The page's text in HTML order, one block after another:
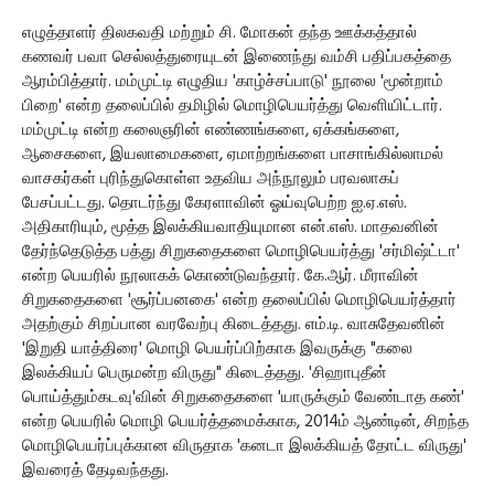
எழுத்தாளர் திலகவதி மற்றும் சி. மோகன் தந்த ஊக்கத்தால்
கணவர் பவா செல்லத்துரையுடன் இணைந்து வம்சி பதிப்பகத்தை
ஆரம்பித்தார். மம்முட்டி எழுதிய 'காழ்ச்சப்பாடு' நூலை 'மூன்றாம்
பிறை' என்ற தலைப்பில் தமிழில் மொழிபெயர்த்து வெளியிட்டார்.
மம்முட்டி என்ற கலைஞரின் எண்ணங்களை, ஏக்கங்களை,
ஆசைகளை, இயலாமைகளை, ஏமாற்றங்களை பாசாங்கில்லாமல்
வாசகர்கள் புரிந்துகொள்ள உதவிய அந்நூலும் பரவலாகப்
பேசப்பட்டது. தொடர்ந்து கேரளாவின் ஓய்வுபெற்ற ஐ.ஏ.எஸ்.
அதிகாரியும், மூத்த இலக்கியவாதியுமான என்.எஸ். மாதவனின்
தேர்ந்தெடுத்த பத்து சிறுகதைகளை மொழிபெயர்த்து 'சர்மிஷ்ட்டா'
என்ற பெயரில் நூலாகக் கொண்டுவந்தார். கே.ஆர். மீராவின்
சிறுகதைகளை 'சூர்ப்பனகை' என்ற தலைப்பில் மொழிபெயர்த்தார்
அதற்கும் சிறப்பான வரவேற்பு கிடைத்தது. எம்.டி. வாசுதேவனின்
'இறுதி யாத்திரை' மொழி பெயர்ப்பிற்காக இவருக்கு "கலை
இலக்கியப் பெருமன்ற விருது" கிடைத்தது. 'சிஹாபுதீன்
பொய்த்தும்கடவு'வின் சிறுகதைகளை 'யாருக்கும் வேண்டாத கண்'
என்ற பெயரில் மொழி பெயர்த்தமைக்காக, 2014ம் ஆண்டின், சிறந்த
மொழிபெயர்ப்புக்கான விருதாக 'கனடா இலக்கியத் தோட்ட விருது'
இவரைத் தேடிவந்தது.